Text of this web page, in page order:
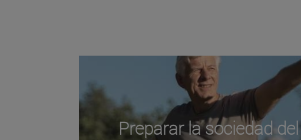
Preparar la sociedad